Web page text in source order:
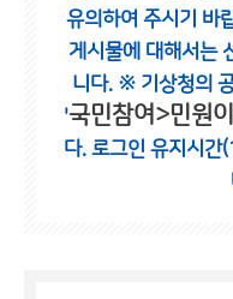
유의하여 주시기 바
게시물에 대해서는
니다. ※ 기상청의
'국민참여>민원
다. 로그인 유지시간